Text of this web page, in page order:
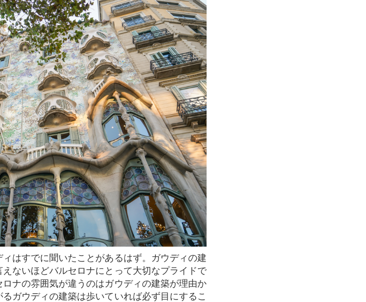
ないほどバルセロナにとって大切なプライドで
ナの雰囲気が違うのはガウディの建築が理由か
ガウディの建築は歩いていれば必ず目にするこ